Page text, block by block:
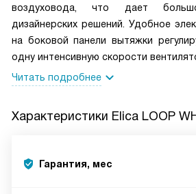
воздуховода, что дает
дизайнерских решений. Удобное
на боковой панели вытяжки
одну интенсивную скорости
Читать подробнее
Характеристики Elica LOOP
Гарантия, мес